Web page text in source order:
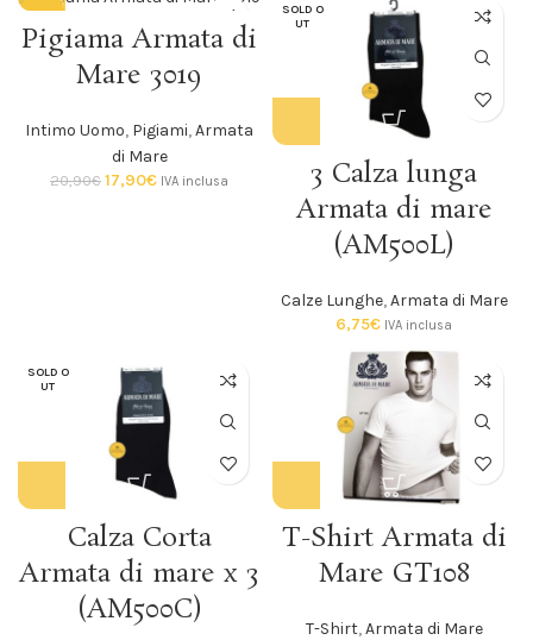
Pigiama Armata di
Mare 3019
Intimo Uomo, Pigiami,Armata
di Mare
20,90€ 17,90€ IVA inclusa
SOLD O
UT
3 Calza lunga
Armata di mare
(AM500L)
Calze Lunghe,Armata di Mare
6,75€ IVA inclusa
SOLD O
UT
Calza Corta
Armata di mare x 3
(AM500C)
T-Shirt Armata di
Mare GT108
T-Shirt,Armata di Mare